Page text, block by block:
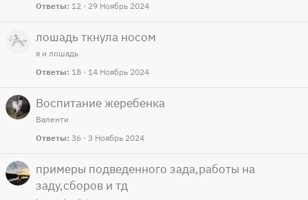
Ответы 12 29 Ноябрь 2024
лошадь ткнула носом
я и лошадь
Ответы 18 14 Ноябрь 2024
Воспитание жеребенка
Валенти
Ответы 36 3 Ноябрь 2024
примеры подведенного зада,работы на
заду,сборов и тд